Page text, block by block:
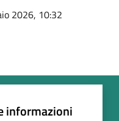
2026, 10:32
informazioni